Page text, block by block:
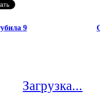
9
Загрузка...